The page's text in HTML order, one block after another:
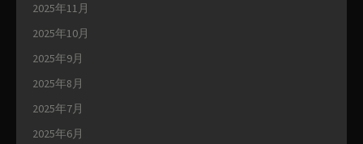
2025年11月
2025年10月
2025年9月
2025年8月
2025年7月
2025年6月